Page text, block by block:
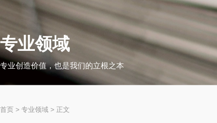
专业领域
专业创造价值，也是我们的立根之本
首页 > 专业领域 > 正文